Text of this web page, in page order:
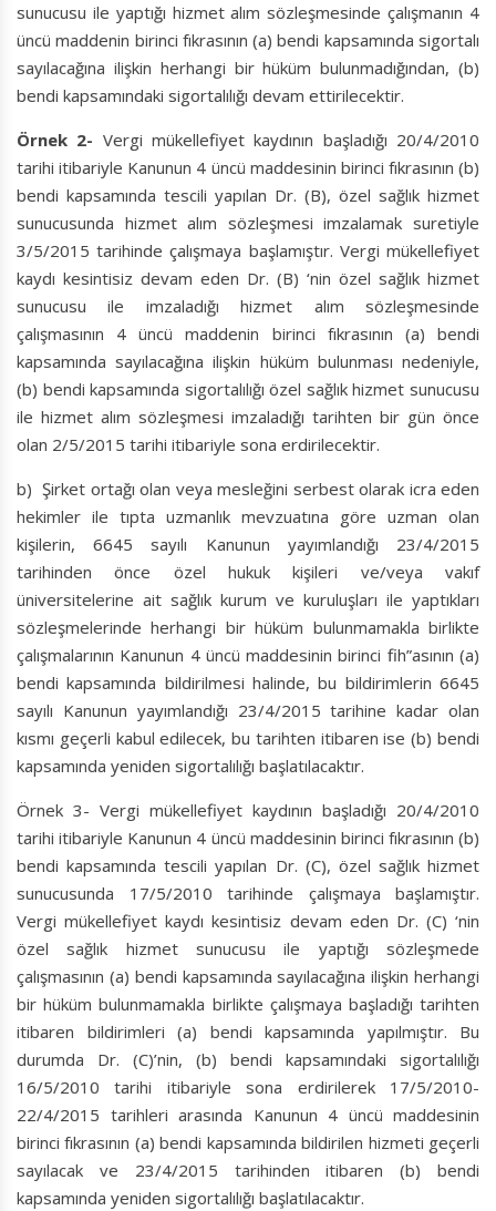
sunucusu ile yaptığı hizmet alım sözleşmesinde çalışmanın 4
üncü maddenin birinci fıkrasının (a) bendi kapsamında sigortalı
sayılacağına ilişkin herhangi bir hüküm bulunmadığından, (b)
bendi kapsamındaki sigortalılığı devam ettirilecektir.
Örnek 2- Vergi mükellefiyet kaydının başladığı 20/4/2010
tarihi itibariyle Kanunun 4 üncü maddesinin birinci fıkrasının (b)
bendi kapsamında tescili yapılan Dr. (B), özel sağlık hizmet
sunucusunda hizmet alım sözleşmesi imzalamak suretiyle
3/5/2015 tarihinde çalışmaya başlamıştır. Vergi mükellefiyet
kaydı kesintisiz devam eden Dr. (B) ‘nin özel sağlık hizmet
sunucusu ile imzaladığı hizmet alım sözleşmesinde
çalışmasının 4 üncü maddenin birinci fıkrasının (a) bendi
kapsamında sayılacağına ilişkin hüküm bulunması nedeniyle,
(b) bendi kapsamında sigortalılığı özel sağlık hizmet sunucusu
ile hizmet alım sözleşmesi imzaladığı tarihten bir gün önce
olan 2/5/2015 tarihi itibariyle sona erdirilecektir.
b) Şirket ortağı olan veya mesleğini serbest olarak icra eden
hekimler ile tıpta uzmanlık mevzuatına göre uzman olan
kişilerin, 6645 sayılı Kanunun yayımlandığı 23/4/2015
tarihinden önce özel hukuk kişileri ve/veya vakıf
üniversitelerine ait sağlık kurum ve kuruluşları ile yaptıkları
sözleşmelerinde herhangi bir hüküm bulunmamakla birlikte
çalışmalarının Kanunun 4 üncü maddesinin birinci fih”asının (a)
bendi kapsamında bildirilmesi halinde, bu bildirimlerin 6645
sayılı Kanunun yayımlandığı 23/4/2015 tarihine kadar olan
kısmı geçerli kabul edilecek, bu tarihten itibaren ise (b) bendi
kapsamında yeniden sigortalılığı başlatılacaktır.
Örnek 3- Vergi mükellefiyet kaydının başladığı 20/4/2010
tarihi itibariyle Kanunun 4 üncü maddesinin birinci fıkrasının (b)
bendi kapsamında tescili yapılan Dr. (C), özel sağlık hizmet
sunucusunda 17/5/2010 tarihinde çalışmaya başlamıştır.
Vergi mükellefiyet kaydı kesintisiz devam eden Dr. (C) ‘nin
özel sağlık hizmet sunucusu ile yaptığı sözleşmede
çalışmasının (a) bendi kapsamında sayılacağına ilişkin herhangi
bir hüküm bulunmamakla birlikte çalışmaya başladığı tarihten
itibaren bildirimleri (a) bendi kapsamında yapılmıştır. Bu
durumda Dr. (C)’nin, (b) bendi kapsamındaki sigortalılığı
16/5/2010 tarihi itibariyle sona erdirilerek 17/5/2010-
22/4/2015 tarihleri arasında Kanunun 4 üncü maddesinin
birinci fıkrasının (a) bendi kapsamında bildirilen hizmeti geçerli
sayılacak ve 23/4/2015 tarihinden itibaren (b) bendi
kapsamında yeniden sigortalılığı başlatılacaktır.